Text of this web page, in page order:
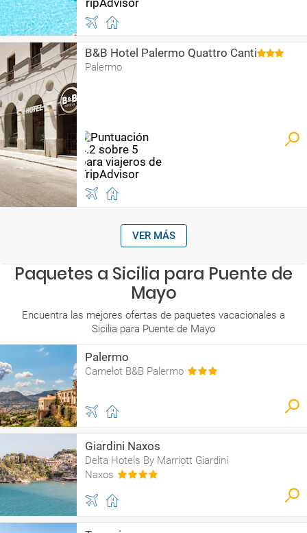
B&B Hotel Palermo Quattro Canti
Palermo
VER MÁS
Paquetes a Sicilia para Puente de
Mayo
Encuentra las mejores ofertas de paquetes vacacionales a
Sicilia para Puente de Mayo
Palermo
Camelot B&B Palermo
Giardini Naxos
Delta Hotels By Marriott Giardini
Naxos